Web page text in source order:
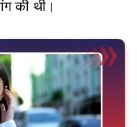
की थी।